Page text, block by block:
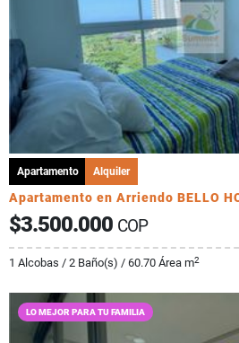
Apartamento Alquiler
Apartamento en Arriendo BELLO
$3.500.000 COP
1 Alcobas / 2 Baño(s) / 60.70 Área m2
LO MEJOR PARA TU FAMILIA